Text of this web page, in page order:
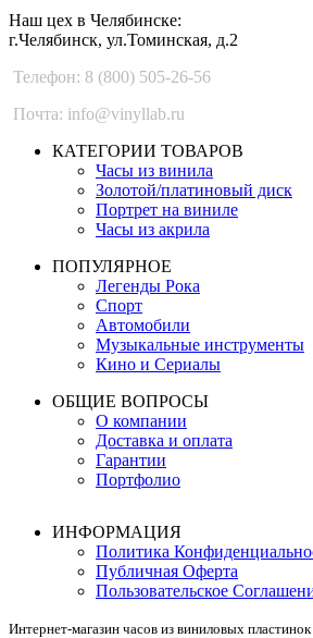
Наш цех в Челябинске:
г.Челябинск, ул.Томинская, д.2
Телефон: 8 (800) 505-26-56
Почта: info@vinyllab.ru
КАТЕГОРИИ ТОВАРОВ
Часы из винила
Золотой/платиновый диск
Портрет на виниле
Часы из акрила
ПОПУЛЯРНОЕ
Легенды Рока
Спорт
Автомобили
Музыкальные инструменты
Кино и Сериалы
ОБЩИЕ ВОПРОСЫ
О компании
Доставка и оплата
Гарантии
Портфолио
ИНФОРМАЦИЯ
Политика
Публичная Оферта
Пользовательское
Интернет-магазин часов из виниловых